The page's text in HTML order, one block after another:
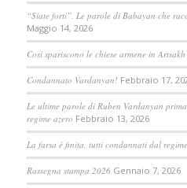
“Siate forti”. Le parole di Babayan che
Maggio 14, 2026
Così spariscono le chiese armene in Artsakh
Condannato Vardanyan! Febbraio 17,
Le ultime parole di Ruben Vardanyan
regime azero Febbraio 13, 2026
La farsa è finita, tutti condannati dal
Rassegna stampa 2026 Gennaio 7, 2026